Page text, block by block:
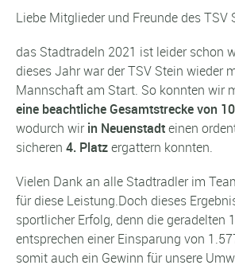
Liebe Mitglieder und Freunde des TSV
das Stadtradeln 2021 ist leider schon
dieses Jahr war der TSV Stein wieder
Mannschaft am Start. So konnten wir
eine beachtliche Gesamtstrecke von
wodurch wirin Neuenstadteinen
sicheren 4. Platzergattern konnten.
Vielen Dank an alle Stadtradler im
für diese Leistung.Doch dieses
sportlicher Erfolg, denn die geradelten
entsprechen einer Einsparung von
somit auch ein Gewinn für unsere